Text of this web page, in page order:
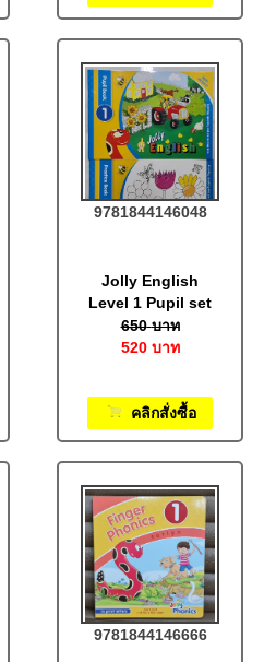
9781844146048
Jolly English
Level 1 Pupil set
650 บาท
520 บาท
คลิกสั่งซื้อ
9781844146666